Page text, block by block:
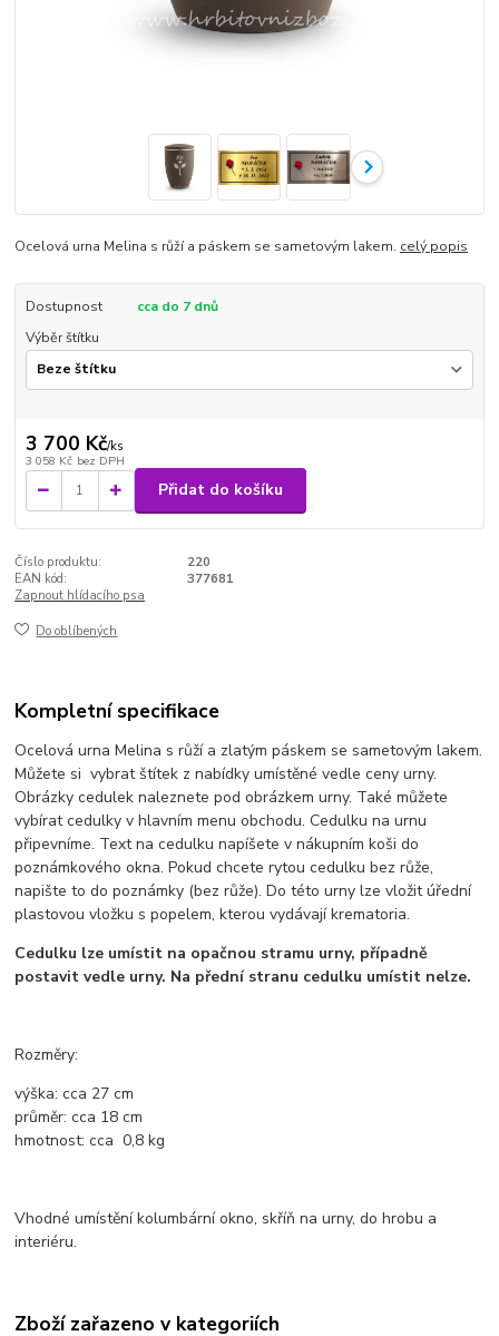
Ocelová urna Melina s růží a páskem se sametovým lakem. celý popis
Dostupnost
cca do 7 dnů
Výběr štítku
3 700 Kč/ks
3 058 Kč bez DPH
Přidat do košíku
Číslo produktu:
220
EAN kód:
377681
Zapnout hlídacího psa
Do oblíbených
Kompletní specifikace
Ocelová urna Melina s růží a zlatým páskem se sametovým lakem.
Můžete si vybrat štítek z nabídky umístěné vedle ceny urny.
Obrázky cedulek naleznete pod obrázkem urny. Také můžete
vybírat cedulky v hlavním menu obchodu. Cedulku na urnu
připevníme. Text na cedulku napíšete v nákupním koši do
poznámkového okna. Pokud chcete rytou cedulku bez růže,
napište to do poznámky (bez růže). Do této urny lze vložit úřední
plastovou vložku s popelem, kterou vydávají krematoria.
Cedulku lze umístit na opačnou stramu urny, případně
postavit vedle urny. Na přední stranu cedulku umístit nelze.
Rozměry:
výška: cca 27 cm
průměr:cca 18 cm
hmotnost:cca 0,8 kg
Vhodné umístění kolumbární okno, skříň na urny, do hrobu a
interiéru.
Zboží zařazeno v kategoriích